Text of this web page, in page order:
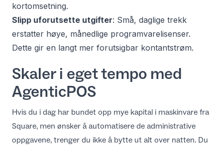
kortomsetning.
Slipp uforutsette utgifter: Små, daglige trekk
erstatter høye, månedlige programvarelisenser.
Dette gir en langt mer forutsigbar kontantstrøm.
Skaler i eget tempo med
AgenticPOS
Hvis du i dag har bundet opp mye kapital i maskinvare fra
Square, men ønsker å automatisere de administrative
oppgavene, trenger du ikke å bytte ut alt over natten. Du